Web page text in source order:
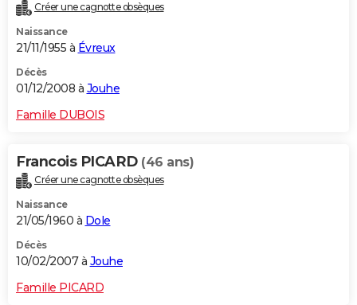
Créer une cagnotte obsèques
Naissance
21/11/1955 à Évreux
Décès
01/12/2008 à Jouhe
Famille DUBOIS
Francois PICARD (46 ans)
Créer une cagnotte obsèques
Naissance
21/05/1960 à Dole
Décès
10/02/2007 à Jouhe
Famille PICARD